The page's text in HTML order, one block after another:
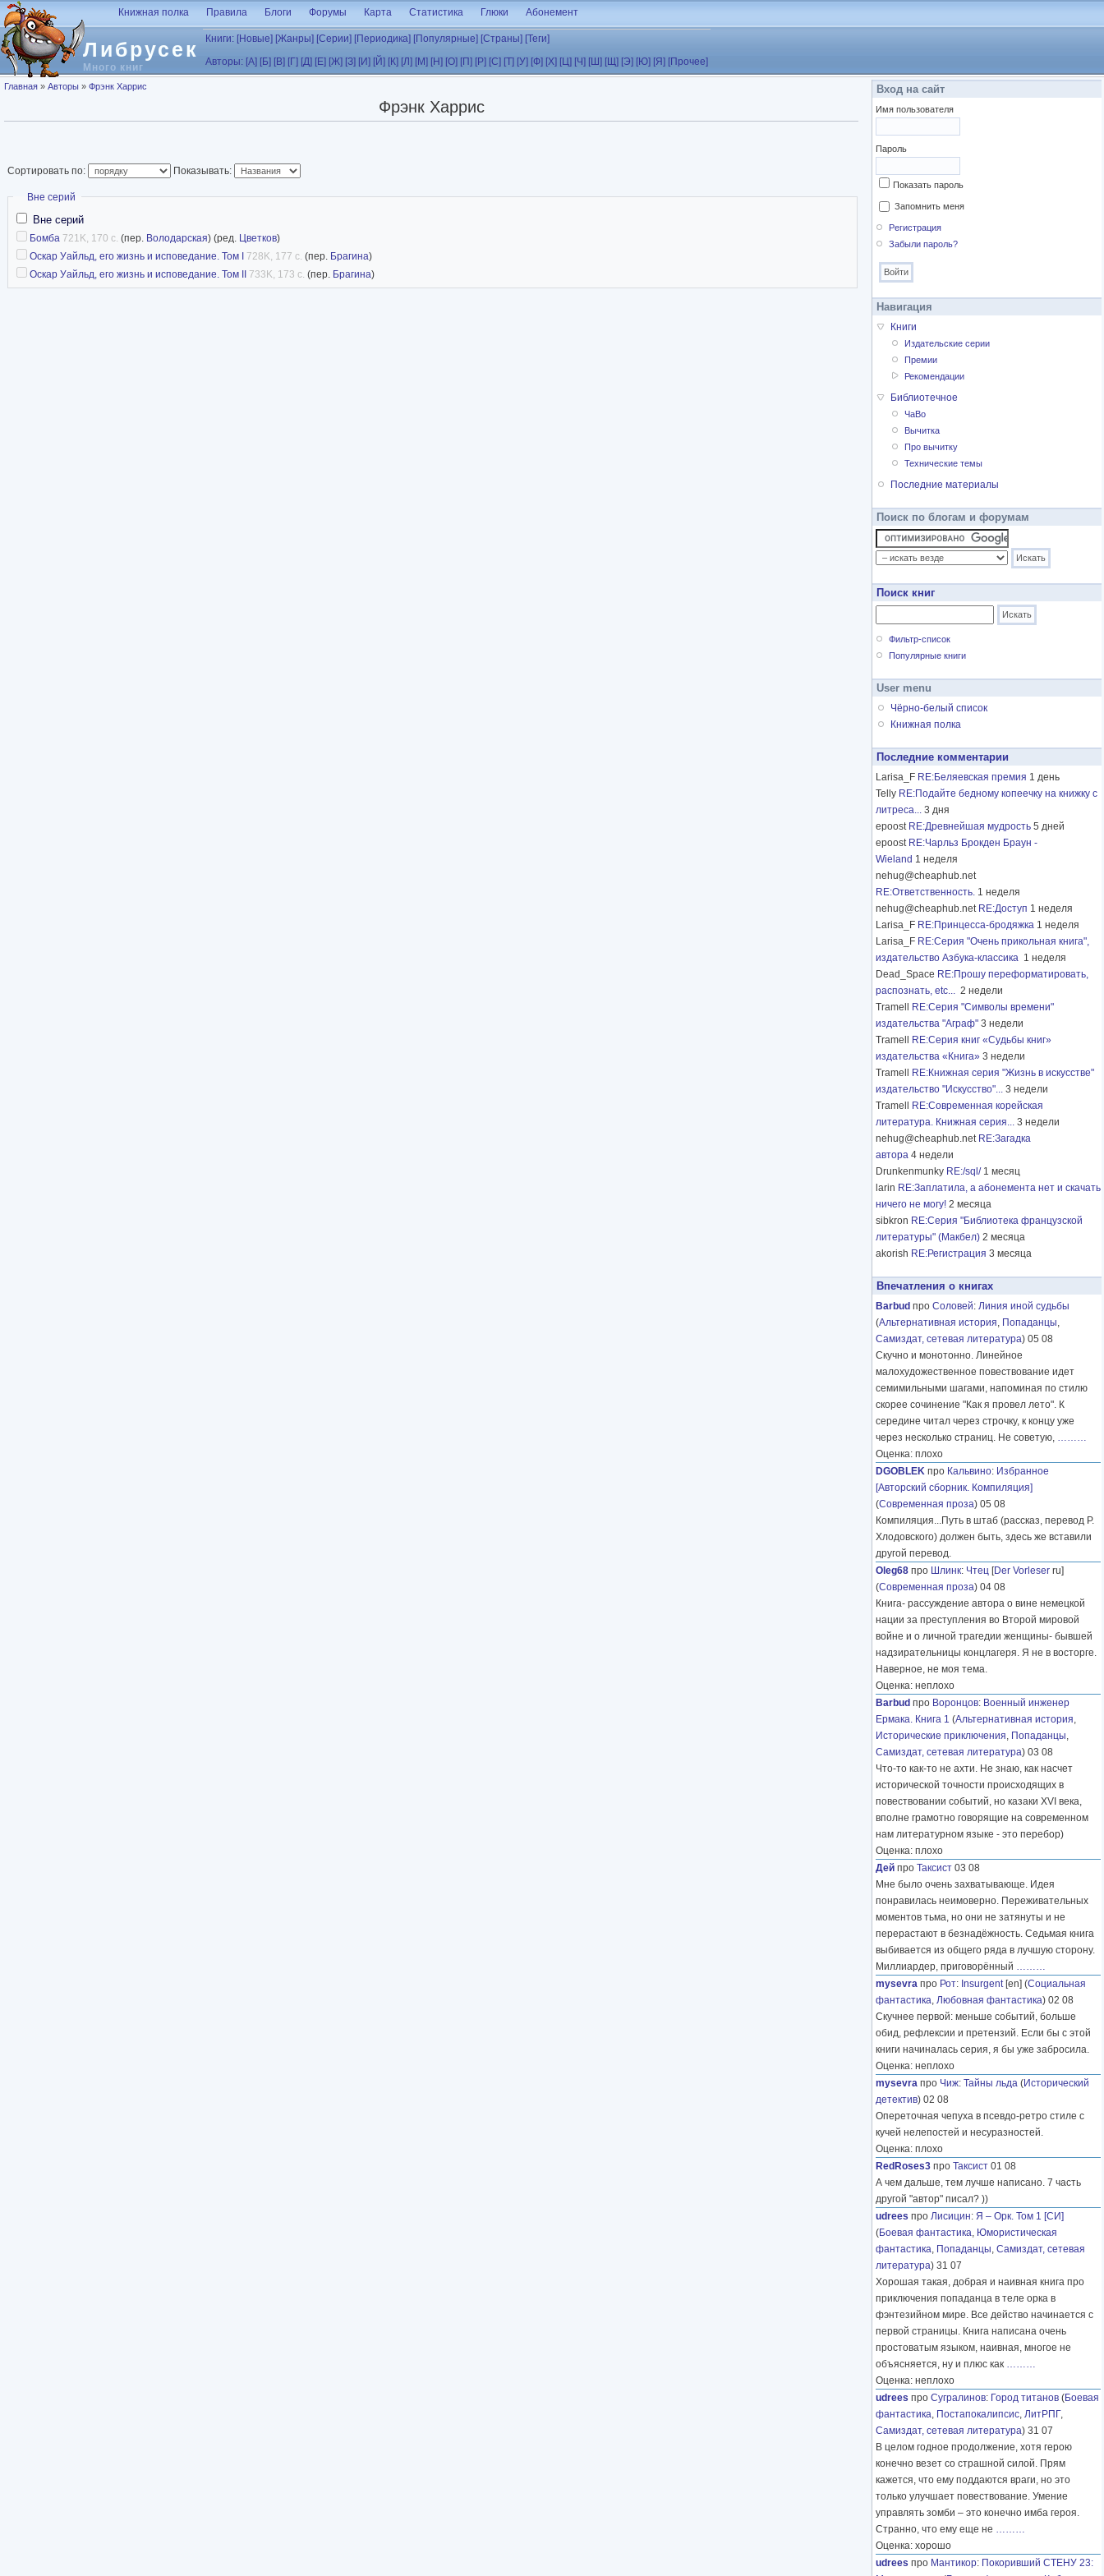
Перейти к основному содержанию
Либрусек
Много книг
Книжная полка Правила Блоги Форумы Карта Статистика Глюки Абонемент
Книги: [Новые] [Жанры] [Серии] [Периодика] [Популярные] [Страны] [Теги]
Авторы: [А] [Б] [В] [Г] [Д] [Е] [Ж] [З] [И] [Й] [К] [Л] [М] [Н] [О] [П] [Р] [С] [Т] [У] [Ф] [Х] [Ц] [Ч] [Ш] [Щ] [Э] [Ю] [Я] [Прочее]
Вы здесь
Главная » Авторы » Фрэнк Харрис
Фрэнк Харрис
Сортировать по: Показывать:
Скрыть
Вне серий
Вне серий
Бомба 721K, 170 с. (пер. Володарская) (ред. Цветков)
Оскар Уайльд, его жизнь и исповедание. Том I 728K, 177 с. (пер. Брагина)
Оскар Уайльд, его жизнь и исповедание. Том II 733K, 173 с. (пер. Брагина)
Вход на сайт
Имя пользователя
Пароль
Показать пароль
Запомнить меня
Регистрация
Забыли пароль?
Навигация
Книги
Издательские серии
Премии
Рекомендации
Библиотечное
ЧаВо
Вычитка
Про вычитку
Технические темы
Последние материалы
Поиск по блогам и форумам
Поиск книг
Фильтр-список
Популярные книги
User menu
Чёрно-белый список
Книжная полка
Последние комментарии
Larisa_F RE:Беляевская премия 1 день
Telly RE:Подайте бедному копеечку на книжку с
литреса... 3 дня
epoost RE:Древнейшая мудрость 5 дней
epoost RE:Чарльз Брокден Браун -
Wieland 1 неделя
nehug@cheaphub.net
RE:Ответственность. 1 неделя
nehug@cheaphub.net RE:Доступ 1 неделя
Larisa_F RE:Принцесса-бродяжка 1 неделя
Larisa_F RE:Серия "Очень прикольная книга",
издательство Азбука-классика 1 неделя
Dead_Space RE:Прошу переформатировать,
распознать, etc... 2 недели
Tramell
RE:Серия "Символы времени"
издательства "Аграф" 3 недели
Tramell
RE:Серия книг «Судьбы книг»
издательства «Книга» 3 недели
Tramell
RE:Книжная серия "Жизнь в искусстве"
издательство "Искусство"... 3 недели
Tramell
RE:Современная корейская
литература. Книжная серия... 3 недели
nehug@cheaphub.net RE:Загадка
автора 4 недели
Drunkenmunky RE:/sql/ 1 месяц
larin RE:Заплатила, а абонемента нет и скачать
ничего не могу! 2 месяца
sibkron RE:Серия "Библиотека французской
литературы" (Макбел) 2 месяца
akorish RE:Регистрация 3 месяца
Впечатления о книгах
Barbud про Соловей: Линия иной судьбы
(Альтернативная история, Попаданцы,
Самиздат, сетевая литература) 05 08
Скучно и монотонно. Линейное
малохудожественное повествование идет
семимильными шагами, напоминая по стилю
скорее сочинение "Как я провел лето". К
середине читал через строчку, к концу уже
через несколько страниц. Не советую, ………
Оценка: плохо
DGOBLEK про Кальвино: Избранное
[Авторский сборник. Компиляция]
(Современная проза) 05 08
Компиляция...Путь в штаб (рассказ, перевод Р.
Хлодовского) должен быть, здесь же вставили
другой перевод.
Oleg68 про Шлинк: Чтец [Der Vorleser ru]
(Современная проза) 04 08
Книга- рассуждение автора о вине немецкой
нации за преступления во Второй мировой
войне и о личной трагедии женщины- бывшей
надзирательницы концлагеря. Я не в восторге.
Наверное, не моя тема.
Оценка: неплохо
Barbud про Воронцов: Военный инженер
Ермака. Книга 1 (Альтернативная история,
Исторические приключения, Попаданцы,
Самиздат, сетевая литература) 03 08
Что-то как-то не ахти. Не знаю, как насчет
исторической точности происходящих в
повествовании событий, но казаки XVI века,
вполне грамотно говорящие на современном
нам литературном языке - это перебор)
Оценка: плохо
Дей про Таксист 03 08
Мне было очень захватывающе. Идея
понравилась неимоверно. Переживательных
моментов тьма, но они не затянуты и не
перерастают в безнадёжность. Седьмая книга
выбивается из общего ряда в лучшую сторону.
Миллиардер, приговорённый ………
mysevra про Рот: Insurgent[en] (Социальная
фантастика, Любовная фантастика) 02 08
Скучнее первой: меньше событий, больше
обид, рефлексии и претензий. Если бы с этой
книги начиналась серия, я бы уже забросила.
Оценка: неплохо
mysevra про Чиж: Тайны льда (Исторический
детектив) 02 08
Опереточная чепуха в псевдо-ретро стиле с
кучей нелепостей и несуразностей.
Оценка: плохо
RedRoses3 про Таксист 01 08
А чем дальше, тем лучше написано. 7 часть
другой "автор" писал? ))
udrees про Лисицин: Я – Орк. Том 1 [СИ]
(Боевая фантастика, Юмористическая
фантастика, Попаданцы, Самиздат, сетевая
литература) 31 07
Хорошая такая, добрая и наивная книга про
приключения попаданца в теле орка в
фэнтезийном мире. Все действо начинается с
первой страницы. Книга написана очень
простоватым языком, наивная, многое не
объясняется, ну и плюс как ………
Оценка: неплохо
udrees про Сугралинов: Город титанов (Боевая
фантастика, Постапокалипсис, ЛитРПГ,
Самиздат, сетевая литература) 31 07
В целом годное продолжение, хотя герою
конечно везет со страшной силой. Прям
кажется, что ему поддаются враги, но это
только улучшает повествование. Умение
управлять зомби – это конечно имба героя.
Странно, что ему еще не ………
Оценка: хорошо
udrees про Мантикор: Покоривший СТЕНУ 23: